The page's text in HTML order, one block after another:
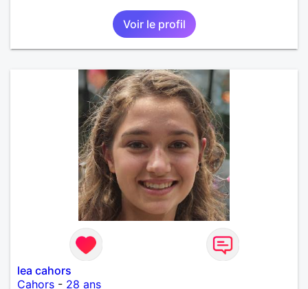
Voir le profil
lea cahors
Cahors - 28 ans